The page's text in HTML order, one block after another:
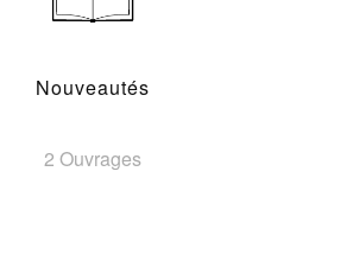
Nouveautés
2 Ouvrages